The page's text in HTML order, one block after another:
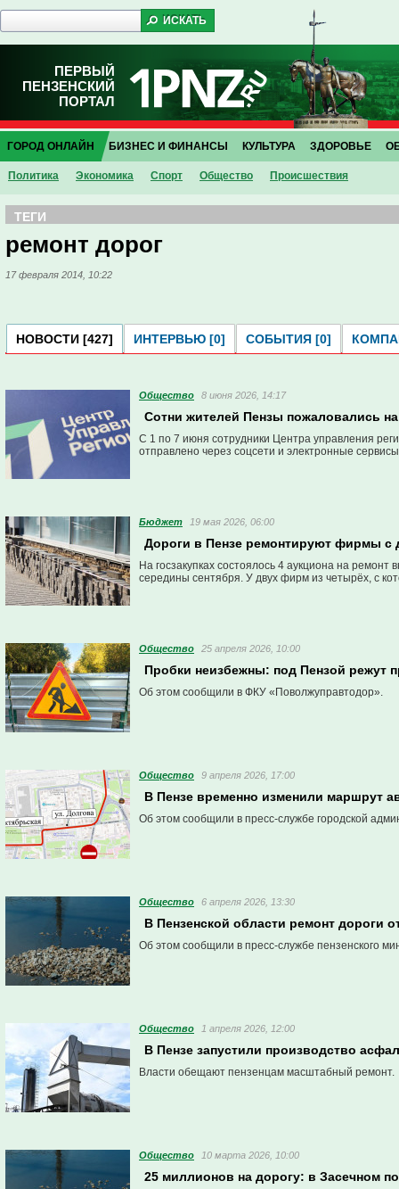
ПЕРВЫЙ
ПЕНЗЕНСКИЙ
ПОРТАЛ
ГОРОД ОНЛАЙН
Политика Экономика Спорт Общество Проиcшествия
БИЗНЕС И ФИНАНСЫ КУЛЬТУРА ЗДОРОВЬЕ
ТЕГИ
ремонт дорог
17 февраля 2014, 10:22
НОВОСТИ [427] ИНТЕРВЬЮ [0] СОБЫТИЯ [0]
Общество 8 июня 2026, 14:17
Сотни жителей Пензы пожаловались
С 1 по 7 июня сотрудники Центра управления
отправлено через соцсети и электронные
Бюджет 19 мая 2026, 06:00
Дороги в Пензе ремонтируют фирмы с
На госзакупках состоялось 4 аукциона на
середины сентября. У двух фирм из четырёх, с
Общество 25 апреля 2026, 10:00
Пробки неизбежны: под Пензой режут
Об этом сообщили в ФКУ «Поволжуправтодор».
Общество 9 апреля 2026, 17:00
В Пензе временно изменили маршрут
Об этом сообщили в пресс-службе городской
Общество 6 апреля 2026, 13:30
В Пензенской области ремонт дороги
Об этом сообщили в пресс-службе пензенского
Общество 1 апреля 2026, 12:00
В Пензе запустили производство
Власти обещают пензенцам масштабный ремонт.
Общество 10 марта 2026, 10:00
25 миллионов на дорогу: в Засечном